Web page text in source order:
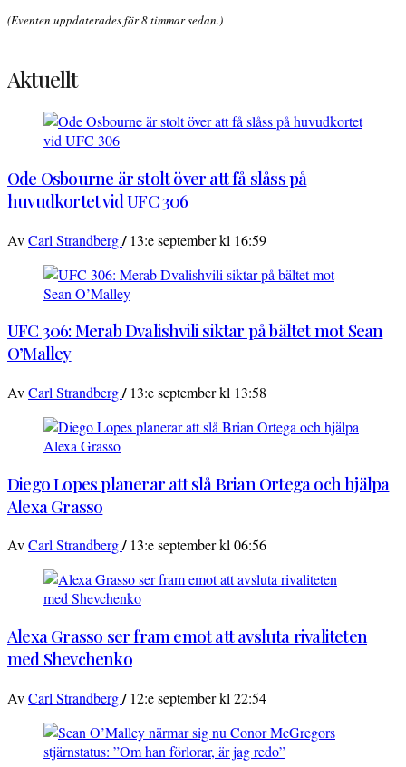
(Eventen uppdaterades för 8 timmar sedan.)
Aktuellt
Ode Osbourne är stolt över att få slåss på
huvudkortet vid UFC 306
AvCarl Strandberg/ 13:e september kl 16:59
UFC 306: Merab Dvalishvili siktar på bältet mot Sean
O’Malley
AvCarl Strandberg/ 13:e september kl 13:58
Diego Lopes planerar att slå Brian Ortega och hjälpa
Alexa Grasso
AvCarl Strandberg/ 13:e september kl 06:56
Alexa Grasso ser fram emot att avsluta rivaliteten
med Shevchenko
AvCarl Strandberg/ 12:e september kl 22:54